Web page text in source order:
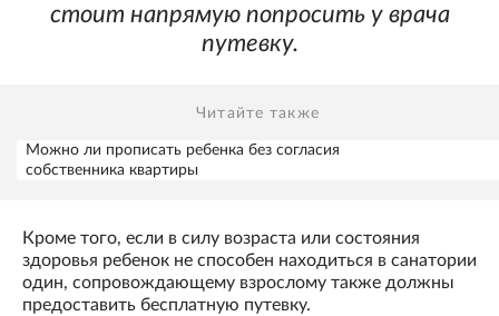
стоит напрямую попросить у врача
путевку.
Читайте также
Можно ли прописать ребенка без согласия
собственника квартиры
Кроме того, если в силу возраста или состояния
здоровья ребенок не способен находиться в санатории
один, сопровождающему взрослому также должны
предоставить бесплатную путевку.